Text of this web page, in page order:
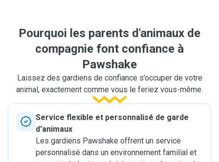
Pourquoi les parents d'animaux de
compagnie font confiance à
Pawshake
Laissez des gardiens de confiance s’occuper de votre
animal, exactement comme vous le feriez vous-même.
Service flexible et personnalisé de garde
d'animaux
Les gardiens Pawshake offrent un service
personnalisé dans un environnement familial et